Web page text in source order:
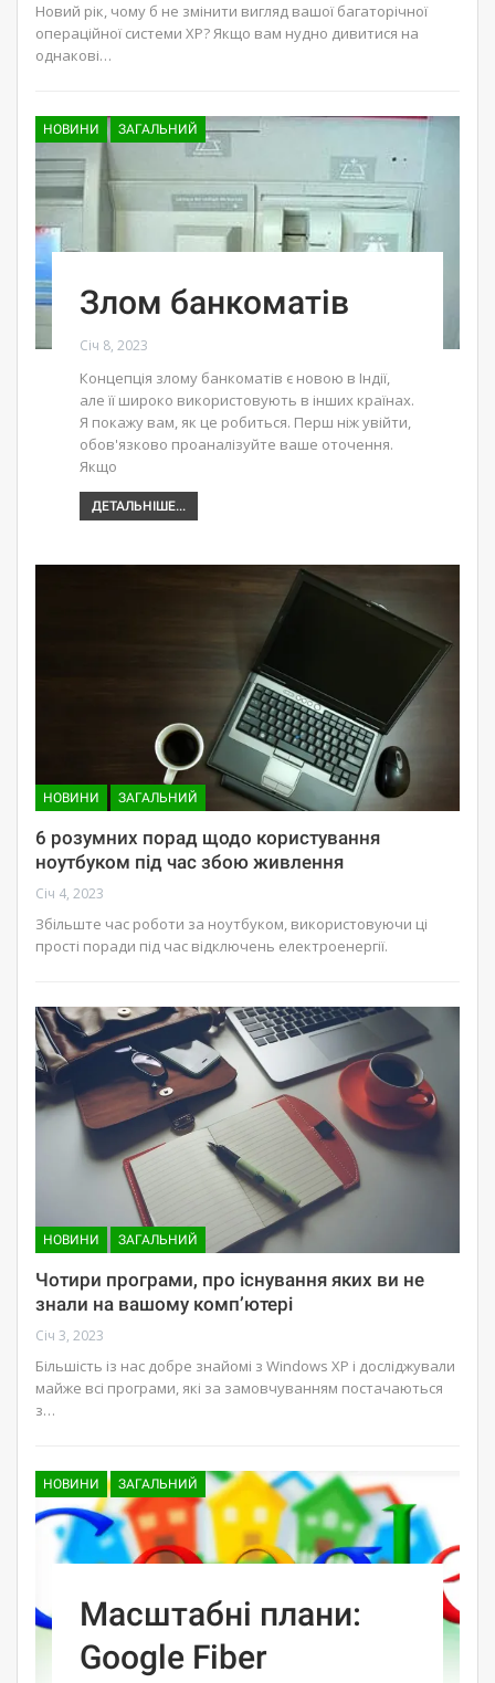
Новий рік, чому б не змінити вигляд вашої багаторічної
операційної системи XP? Якщо вам нудно дивитися на
однакові…
НОВИНИ ЗАГАЛЬНИЙ
Злом банкоматів
Січ 8, 2023
Концепція злому банкоматів є новою в Індії,
але її широко використовують в інших країнах.
Я покажу вам, як це робиться. Перш ніж увійти,
обов'язково проаналізуйте ваше оточення.
Якщо
ДЕТАЛЬНІШЕ...
НОВИНИ ЗАГАЛЬНИЙ
6 розумних порад щодо користування
ноутбуком під час збою живлення
Січ 4, 2023
Збільште час роботи за ноутбуком, використовуючи ці
прості поради під час відключень електроенергії.
НОВИНИ ЗАГАЛЬНИЙ
Чотири програми, про існування яких ви не
знали на вашому комп’ютері
Січ 3, 2023
Більшість із нас добре знайомі з Windows XP і досліджували
майже всі програми, які за замовчуванням постачаються
з…
НОВИНИ ЗАГАЛЬНИЙ
Масштабні плани:
Google Fiber